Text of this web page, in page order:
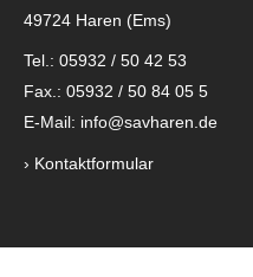
49724 Haren (Ems)
Tel.: 05932 / 50 42 53
Fax.: 05932 / 50 84 05 5
E-Mail: info@savharen.de
› Kontaktformular